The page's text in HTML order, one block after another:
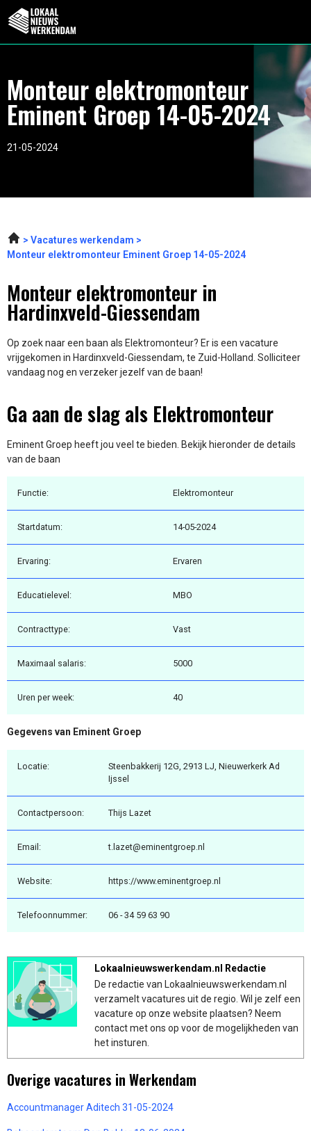
Monteur elektromonteur
Eminent Groep 14-05-2024
21-05-2024
Vacatures werkendam
Monteur elektromonteur Eminent Groep 14-05-2024
Monteur elektromonteur in
Hardinxveld-Giessendam
Op zoek naar een baan als Elektromonteur? Er is een vacature
vrijgekomen in Hardinxveld-Giessendam, te Zuid-Holland. Solliciteer
vandaag nog en verzeker jezelf van de baan!
Ga aan de slag als Elektromonteur
Eminent Groep heeft jou veel te bieden. Bekijk hieronder de details
van de baan
Functie: Elektromonteur
Startdatum: 14-05-2024
Ervaring: Ervaren
Educatielevel: MBO
Contracttype: Vast
Maximaal salaris: 5000
Uren per week: 40
Gegevens van Eminent Groep
Locatie:
Steenbakkerij 12G, 2913 LJ, Nieuwerkerk Ad
Ijssel
Contactpersoon: Thijs Lazet
Email: t.lazet@eminentgroep.nl
Website: https://www.eminentgroep.nl
Telefoonnummer: 06 - 34 59 63 90
Lokaalnieuwswerkendam.nl Redactie
De redactie van Lokaalnieuwswerkendam.nl
verzamelt vacatures uit de regio. Wil je zelf een
vacature op onze website plaatsen? Neem
contact met ons op voor de mogelijkheden van
het insturen.
Overige vacatures in Werkendam
Accountmanager Aditech 31-05-2024